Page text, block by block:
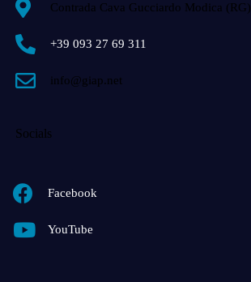
Contrada Cava Gucciardo Modica (RG)
+39 093 27 69 311
info@giap.net
Socials
Facebook
YouTube